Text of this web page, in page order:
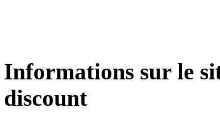
Informations sur le
discount